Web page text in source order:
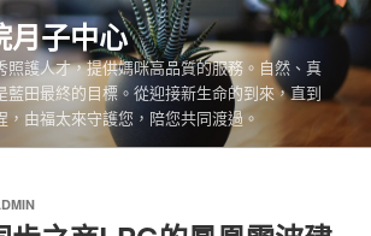
月子中心
照護人才，提供媽咪高品質的服務。自然、真
藍田最終的目標。從迎接新生命的到來，直到
，由福太來守護您，陪您共同渡過。